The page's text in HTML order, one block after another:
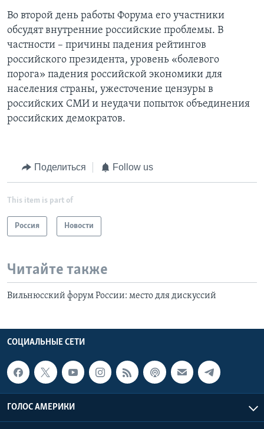
Во второй день работы Форума его участники
обсудят внутренние российские проблемы. В
частности – причины падения рейтингов
российского президента, уровень «болевого
порога» падения российской экономики для
населения страны, ужесточение цензуры в
российских СМИ и неудачи попыток объединения
российских демократов.
Поделиться Follow us
This item is part of
Россия Новости
Читайте также
Вильнюсский форум России: место для дискуссий
СОЦИАЛЬНЫЕ СЕТИ
ГОЛОС АМЕРИКИ